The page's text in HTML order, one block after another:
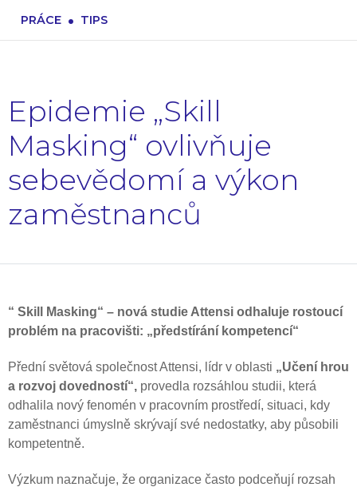
PRÁCE . TIPS
Epidemie „Skill
Masking“ ovlivňuje
sebevědomí a výkon
zaměstnanců
“ Skill Masking“ – nová studie Attensi odhaluje rostoucí
problém na pracovišti: „předstírání kompetencí“
Přední světová společnost Attensi, lídr v oblasti „Učení hrou
a rozvoj dovedností“, provedla rozsáhlou studii, která
odhalila nový fenomén v pracovním prostředí, situaci, kdy
zaměstnanci úmyslně skrývají své nedostatky, aby působili
kompetentně.
Výzkum naznačuje, že organizace často podceňují rozsah